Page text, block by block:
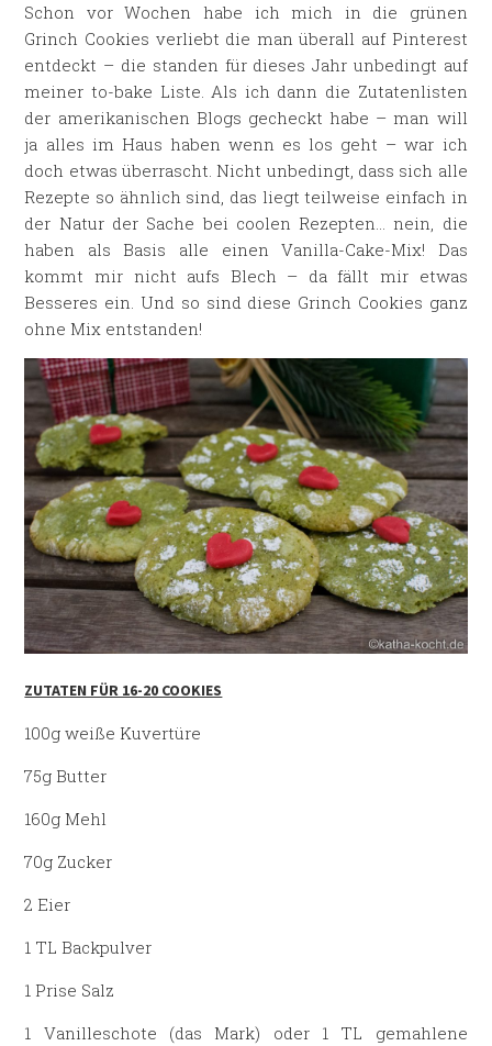
Schon vor Wochen habe ich mich in die grünen
Grinch Cookies verliebt die man überall auf Pinterest
entdeckt – die standen für dieses Jahr unbedingt auf
meiner to-bake Liste. Als ich dann die Zutatenlisten
der amerikanischen Blogs gecheckt habe – man will
ja alles im Haus haben wenn es los geht – war ich
doch etwas überrascht. Nicht unbedingt, dass sich alle
Rezepte so ähnlich sind, das liegt teilweise einfach in
der Natur der Sache bei coolen Rezepten… nein, die
haben als Basis alle einen Vanilla-Cake-Mix! Das
kommt mir nicht aufs Blech – da fällt mir etwas
Besseres ein. Und so sind diese Grinch Cookies ganz
ohne Mix entstanden!
ZUTATEN FÜR 16-20 COOKIES
100g weiße Kuvertüre
75g Butter
160g Mehl
70g Zucker
2 Eier
1 TL Backpulver
1 Prise Salz
1 Vanilleschote (das Mark) oder 1 TL gemahlene